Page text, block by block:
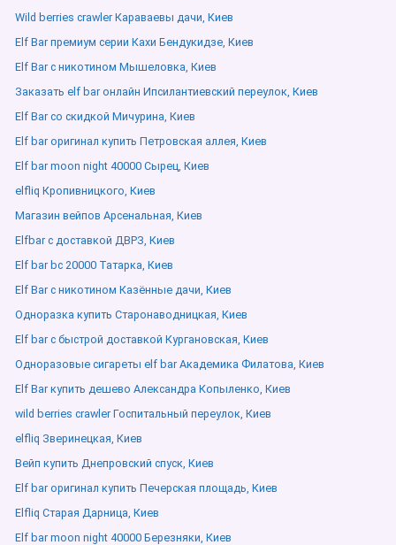
Wild berries crawler Караваевы дачи, Киев
Elf Bar премиум серии Кахи Бендукидзе, Киев
Elf Bar с никотином Мышеловка, Киев
Заказать elf bar онлайн Ипсилантиевский переулок, Киев
Elf Bar со скидкой Мичурина, Киев
Elf bar оригинал купить Петровская аллея, Киев
Elf bar moon night 40000 Сырец, Киев
elfliq Кропивницкого, Киев
Магазин вейпов Арсенальная, Киев
Elfbar с доставкой ДВРЗ, Киев
Elf bar bc 20000 Татарка, Киев
Elf Bar с никотином Казённые дачи, Киев
Одноразка купить Старонаводницкая, Киев
Elf bar с быстрой доставкой Кургановская, Киев
Одноразовые сигареты elf bar Академика Филатова, Киев
Elf Bar купить дешево Александра Копыленко, Киев
wild berries crawler Госпитальный переулок, Киев
elfliq Зверинецкая, Киев
Вейп купить Днепровский спуск, Киев
Elf bar оригинал купить Печерская площадь, Киев
Elfliq Старая Дарница, Киев
Elf bar moon night 40000 Березняки, Киев